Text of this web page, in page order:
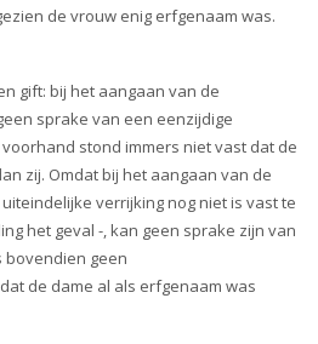
de vrouw enig erfgenaam was.
gift: bij het aangaan van de
sprake van een eenzijdige
stond immers niet vast dat de
zij. Omdat bij het aangaan van de
verrijking nog niet is vast te
het geval -, kan geen sprake zijn van
bovendien geen
de dame al als erfgenaam was